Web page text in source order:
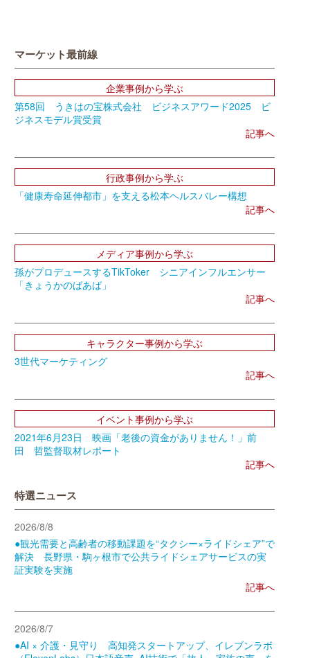
マーケット最前線
企業事例から学ぶ
第58回 うきはの宝株式会社 ビジネスアワード2025 ビ
ジネスモデル賞受賞
記事へ
行政事例から学ぶ
「健康寿命延伸都市」を支える松本ヘルスバレー構想
記事へ
メディア事例から学ぶ
孫がプロデュースするTikToker シニアインフルエンサー
「きょうかのばあば」
記事へ
キャラクター事例から学ぶ
3世代マーケティング
記事へ
イベント事例から学ぶ
2021年6月23日 映画「老後の資金がありません！」前
田 哲監督取材レポート
記事へ
特選ニュース
2026/8/8
●観光需要と高齢者の移動課題を“タクシー×ライドシェア”で
解決 長野県・駒ヶ根市で公共ライドシェアサービスの実
証実験を実施
記事へ
2026/8/7
●AI × 介護・見守り 高知発スタートアップ、イレブンラボ